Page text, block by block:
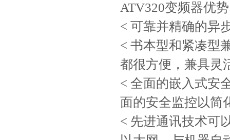
ATV320变频器优势
< 可靠并精确的异
< 书本型和紧凑型
都很方便，兼具灵
< 全面的嵌入式安
面的安全监控以简
< 先进通讯技术可